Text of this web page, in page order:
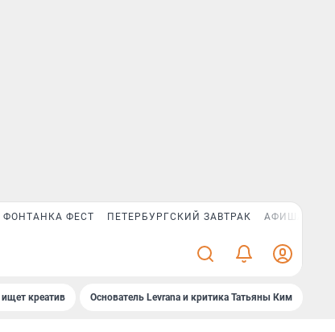
ФОНТАНКА ФЕСТ ПЕТЕРБУРГСКИЙ ЗАВТРАК АФИША PLUS
ищет креатив Основатель Levrana и критика Татьяны Ким